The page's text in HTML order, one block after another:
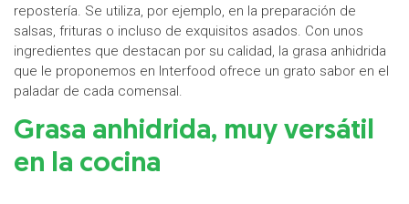
repostería. Se utiliza, por ejemplo, en la preparación de
salsas, frituras o incluso de exquisitos asados. Con unos
ingredientes que destacan por su calidad, la grasa anhidrida
que le proponemos en Interfood ofrece un grato sabor en el
paladar de cada comensal.
Grasa anhidrida, muy versátil
en la cocina